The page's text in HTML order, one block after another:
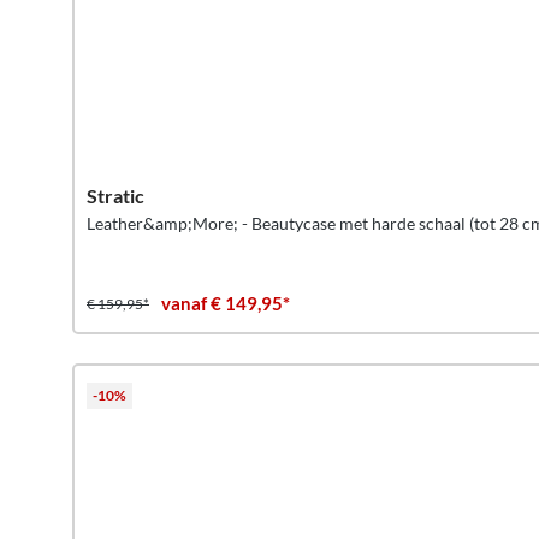
Stratic
Leather&amp;More; - Beautycase met harde schaal (tot 28
€ 159,95* vanaf € 149,95*
-10%